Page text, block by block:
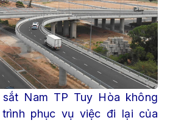
Nam TP Tuy Hòa không
phục vụ việc đi lại của